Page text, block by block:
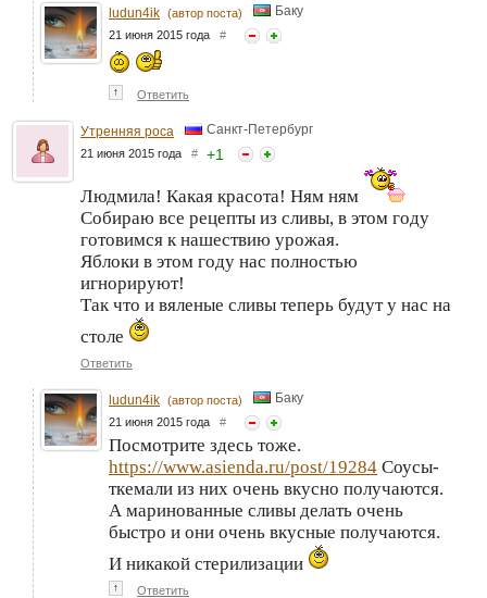
ludun4ik (автор поста) Баку
21 июня 2015 года #
↑ Ответить
Утренняя роса Санкт-Петербург
21 июня 2015 года # +1
Людмила! Какая красота! Ням ням
Собираю все рецепты из сливы, в этом году
готовимся к нашествию урожая.
Яблоки в этом году нас полностью
игнорируют!
Так что и вяленые сливы теперь будут у нас на
столе
Ответить
ludun4ik (автор поста) Баку
21 июня 2015 года #
Посмотрите здесь тоже.
https://www.asienda.ru/post/19284 Соусы-
ткемали из них очень вкусно получаются.
А маринованные сливы делать очень
быстро и они очень вкусные получаются.
И никакой стерилизации
↑ Ответить